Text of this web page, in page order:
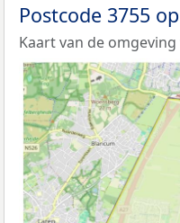
Postcode 3755
Kaart van de